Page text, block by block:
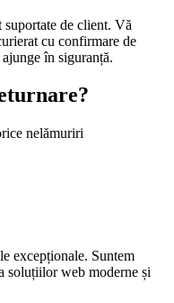
de client. Vă
cu confirmare de
în siguranță.
nelămuriri
excepționale. Suntem
soluțiilor web moderne și